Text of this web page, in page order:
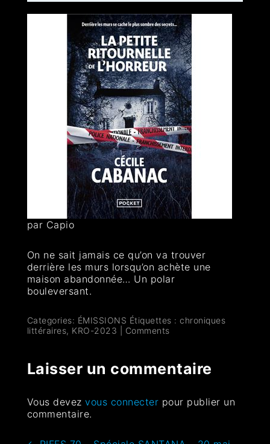
par Capio
On ne sait jamais ce qu’on va trouver
derrière les murs lorsqu’on achète une
maison abandonnée… Un polar
bouleversant.
Categories: ÉMISSIONS Étiquettes :chroniques
littéraires, KRO-2023 Comments
Laisser un commentaire
Vous devezvous connecter pour publier un
commentaire.